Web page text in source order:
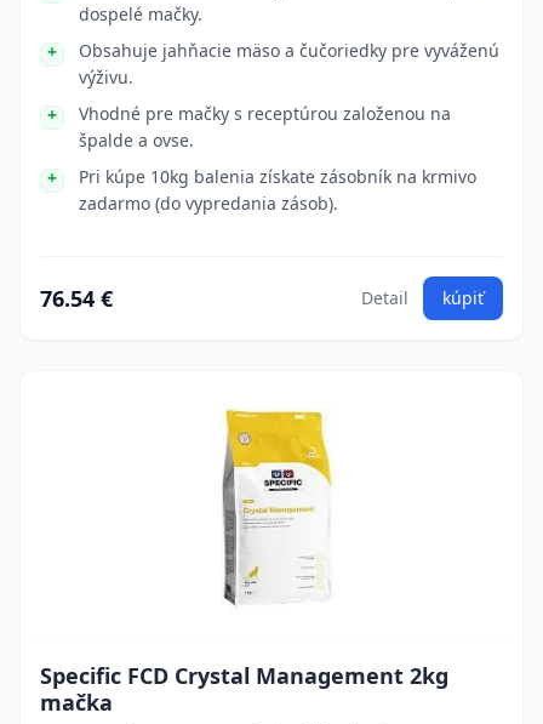
dospelé mačky.
Obsahuje jahňacie mäso a čučoriedky pre vyváženú
výživu.
Vhodné pre mačky s receptúrou založenou na
špalde a ovse.
Pri kúpe 10kg balenia získate zásobník na krmivo
zadarmo (do vypredania zásob).
76.54 € Detail kúpiť
Specific FCD Crystal Management 2kg
mačka